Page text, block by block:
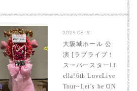
2025.06.12
大阪城ホール 公
演 [ラブライブ！
スーパースターLi
ella!6th LoveLive
Tour~Let’s be ON